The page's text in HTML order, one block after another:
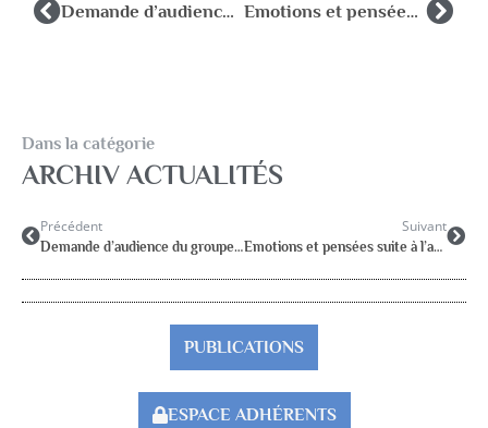
Demande d’audience du groupe des 10 au Ministre Emotions et pensées suite à l’attentat ignoble contre un professeur
Dans la catégorie
ARCHIV ACTUALITÉS
Précédent
Demande d’audience du groupe des 10 au Ministre
Suivant
Emotions et pensées suite à l’attentat ignoble contre un professeur
PUBLICATIONS
ESPACE ADHÉRENTS